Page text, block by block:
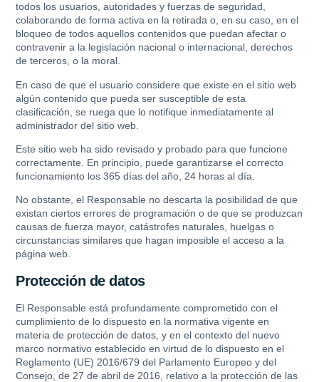
todos los usuarios, autoridades y fuerzas de seguridad,
colaborando de forma activa en la retirada o, en su caso, en el
bloqueo de todos aquellos contenidos que puedan afectar o
contravenir a la legislación nacional o internacional, derechos
de terceros, o la moral.
En caso de que el usuario considere que existe en el sitio web
algún contenido que pueda ser susceptible de esta
clasificación, se ruega que lo notifique inmediatamente al
administrador del sitio web.
Este sitio web ha sido revisado y probado para que funcione
correctamente. En principio, puede garantizarse el correcto
funcionamiento los 365 días del año, 24 horas al día.
No obstante, el Responsable no descarta la posibilidad de que
existan ciertos errores de programación o de que se produzcan
causas de fuerza mayor, catástrofes naturales, huelgas o
circunstancias similares que hagan imposible el acceso a la
página web.
Protección de datos
El Responsable está profundamente comprometido con el
cumplimiento de lo dispuesto en la normativa vigente en
materia de protección de datos, y en el contexto del nuevo
marco normativo establecido en virtud de lo dispuesto en el
Reglamento (UE) 2016/679 del Parlamento Europeo y del
Consejo, de 27 de abril de 2016, relativo a la protección de las